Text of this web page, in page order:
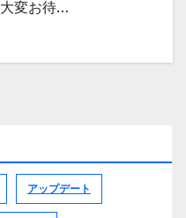
変お待…
アップデート